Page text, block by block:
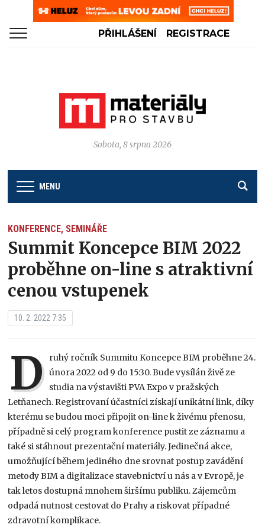
PŘIHLÁŠENÍ REGISTRACE
Sobota, 8 srpna 2026
MENU
KONFERENCE, SEMINÁŘE
Summit Koncepce BIM 2022
proběhne on-line s atraktivní
cenou vstupenek
10. 2. 2022 7:35
D ruhý ročník Summitu Koncepce BIM proběhne 24.
února 2022 od 9 do 15:30. Bude vysílán živě ze
studia na výstavišti PVA Expo v pražských
Letňanech. Registrovaní účastníci získají unikátní link, díky
kterému se budou moci připojit on-line k živému přenosu,
případně si celý program konference pustit ze záznamu a
také si stáhnout prezentační materiály. Jedinečná akce,
umožňující během jediného dne srovnat postup zavádění
metody BIM a digitalizace stavebnictví u nás a v Evropě, je
tak letos dostupná mnohem širšímu publiku. Zájemcům
odpadá nutnost cestovat do Prahy a riskovat případné
zdravotní komplikace.